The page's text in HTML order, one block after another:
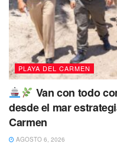
PLAYA DEL CARMEN
Van con todo
desde el mar
Carmen
AGOSTO 6, 2026